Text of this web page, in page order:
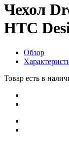
Чехол
HTC
Обзор
Товар есть в